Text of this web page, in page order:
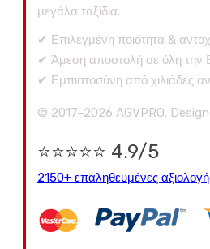
μεγάλα ταξίδια.
✔ Επιλεγμένη ποιότητα &
✔ Άμεση αποστολή σε όλη την
✔ Εμπιστοσύνη από χιλιάδες
© 2017–2026 AGVPRO.
⭐⭐⭐⭐⭐ 4.9/5
2150+ επαληθευμένες